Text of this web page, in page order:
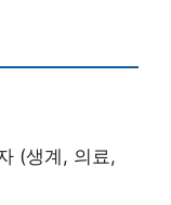
(생계, 의료,